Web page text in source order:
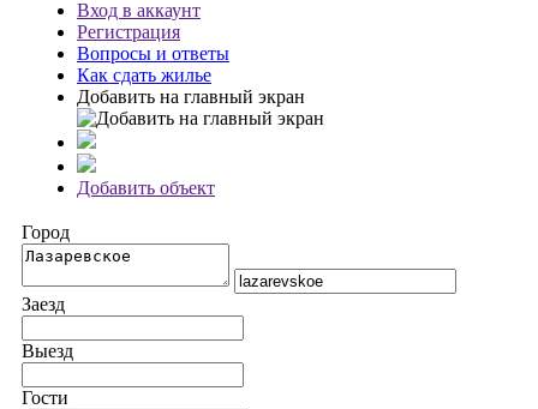
Вход в аккаунт
Регистрация
Вопросы и ответы
Как сдать жилье
Добавить на главный экран
Добавить объект
Город
Заезд
Выезд
Гости